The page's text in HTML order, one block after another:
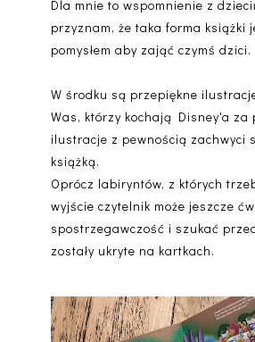
Dla mnie to wspomnienie z
przyznam, że taka forma książki
pomysłem aby zająć czymś dzici.
W środku są przepiękne
Was, którzy kochają Disney'a za
ilustracje z pewnością zachwyci
książką.
Oprócz labiryntów, z których
wyjście czytelnik może jeszcze
spostrzegawczość i szukać
zostały ukryte na kartkach.